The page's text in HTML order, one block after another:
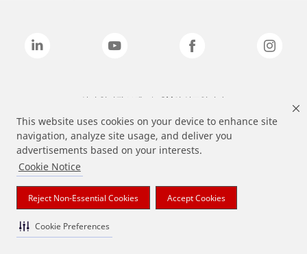
This website uses cookies on your device to enhance site
navigation, analyze site usage, and deliver you
advertisements based on your interests.
Cookie Notice
Reject Non-Essential Cookies Accept Cookies
Cookie Preferences
상기 열거된 브랜드는 3M의 상표입니다.